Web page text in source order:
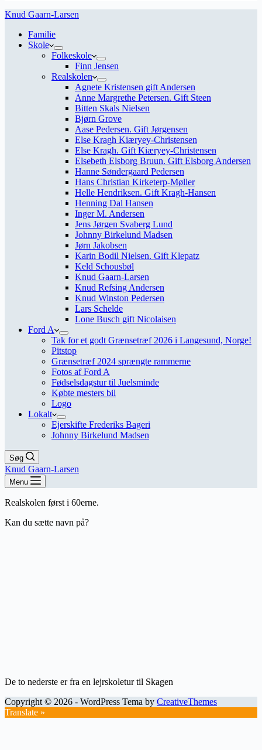
Knud Gaarn-Larsen
Familie
Skole
Folkeskole
Finn Jensen
Realskolen
Agnete Kristensen gift Andersen
Anne Margrethe Petersen. Gift Steen
Bitten Skals Nielsen
Bjørn Grove
Aase Pedersen. Gift Jørgensen
Else Kragh Kiæryey-Christensen
Else Kragh. Gift Kiæryey-Christensen
Elsebeth Elsborg Bruun. Gift Elsborg Andersen
Hanne Søndergaard Pedersen
Hans Christian Kirketerp-Møller
Helle Hendriksen. Gift Kragh-Hansen
Henning Dal Hansen
Inger M. Andersen
Jens Jørgen Svaberg Lund
Johnny Birkelund Madsen
Jørn Jakobsen
Karin Bodil Nielsen. Gift Klepatz
Keld Schousbøl
Knud Gaarn-Larsen
Knud Refsing Andersen
Knud Winston Pedersen
Lars Schelde
Lone Busch gift Nicolaisen
Ford A
Tak for et godt Grænsetræf 2026 i Langesund, Norge!
Pitstop
Grænsetræf 2024 sprængte rammerne
Fotos af Ford A
Fødselsdagstur til Juelsminde
Købte mesters bil
Logo
Lokalt
Ejerskifte Frederiks Bageri
Johnny Birkelund Madsen
Søg
Knud Gaarn-Larsen
Menu
Realskolen først i 60erne.
Kan du sætte navn på?
De to nederste er fra en lejrskoletur til Skagen
Copyright © 2026 - WordPress Tema by CreativeThemes
Translate »